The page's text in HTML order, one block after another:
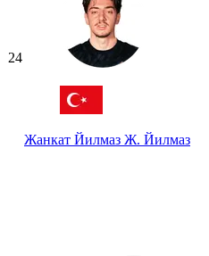
24
Жанкат Йилмаз Ж. Йилмаз